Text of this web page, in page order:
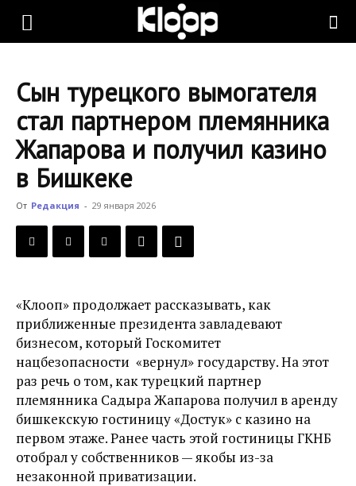
KLOOP.KG
Новости
Кыргызстана
Сын турецкого вымогателя
стал партнером племянника
Жапарова и получил казино
в Бишкеке
От Редакция - 29 января 2026
«Клооп» продолжает рассказывать, как
приближенные президента завладевают
бизнесом, который Госкомитет
нацбезопасности «вернул» государству. На этот
раз речь о том, как турецкий партнер
племянника Садыра Жапарова получил в аренду
бишкекскую гостиницу«Достук» с казино на
первом этаже. Ранее часть этой гостиницы ГКНБ
отобрал у собственников — якобы из-за
незаконной приватизации.